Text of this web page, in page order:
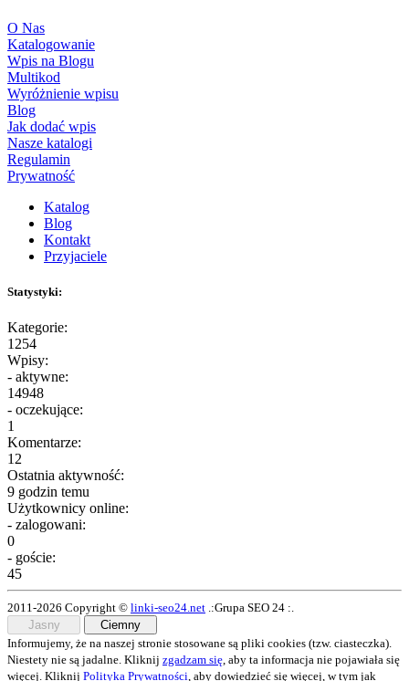
O Nas
Katalogowanie
Wpis na Blogu
Multikod
Wyróżnienie wpisu
Blog
Jak dodać wpis
Nasze katalogi
Regulamin
Prywatność
Katalog
Blog
Kontakt
Przyjaciele
Statystyki:
Kategorie:
1254
Wpisy:
- aktywne:
14948
- oczekujące:
1
Komentarze:
12
Ostatnia aktywność:
9 godzin temu
Użytkownicy online:
- zalogowani:
0
- goście:
45
2011-2026 Copyright © linki-seo24.net .:Grupa SEO 24 :.
Jasny
Ciemny
Informujemy, że na naszej stronie stosowane są pliki cookies (tzw. ciasteczka).
Niestety nie są jadalne. Kliknij zgadzam się, aby ta informacja nie pojawiała się
więcej. Kliknij Polityka Prywatności, aby dowiedzieć się więcej, w tym jak